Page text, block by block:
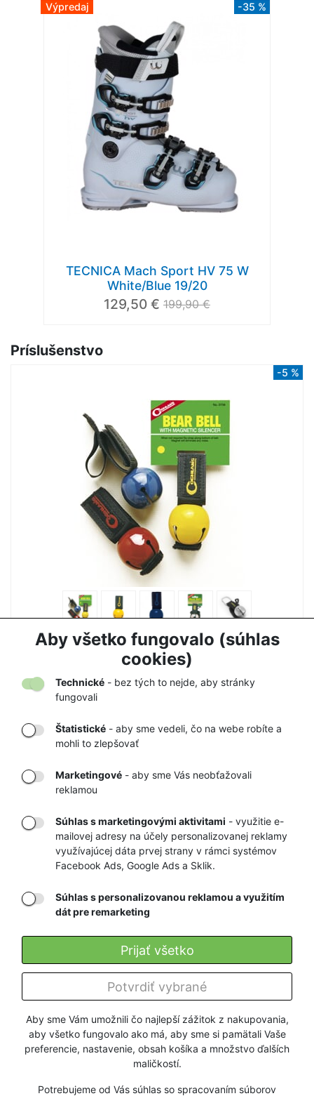
Aby všetko fungovalo (súhlas
cookies)
Aby sme Vám umožnili čo najlepší zážitok z nakupovania,
aby všetko fungovalo ako má, aby sme si pamätali Vaše
preferencie, nastavenie, obsah košíka a množstvo ďalších
maličkostí.
Potrebujeme od Vás súhlas so spracovaním súborov
Technické - bez tých to nejde, aby stránky
fungovali
Štatistické - aby sme vedeli, čo na webe robíte a
mohli to zlepšovať
Marketingové - aby sme Vás neobťažovali
reklamou
Súhlas s marketingovými aktivitami - využitie e-
mailovej adresy na účely personalizovanej reklamy
využívajúcej dáta prvej strany v rámci systémov
Facebook Ads, Google Ads a Sklik.
Súhlas s personalizovanou reklamou a využitím
dát pre remarketing
Potvrdiť vybrané
Prijať všetko
Výpredaj -35 %
TECNICA Mach Sport HV 75 W
White/Blue 19/20
129,50 € 199,90 €
Príslušenstvo
-5 %
ZVONČEK NA MEDVEDE COGHLANS
7,50 € 7,90 €
TOVARU AŽ K
VÁM DOMOV
OBCHOD
RÝCHLE
DORUČENIE
GARANCIA
NAJNIŽŠÍCH CIEN
Firmy a organizácie